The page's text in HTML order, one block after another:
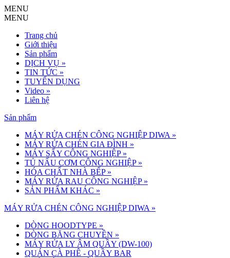
MENU
MENU
Trang chủ
Giới thiệu
Sản phẩm
DỊCH VỤ »
TIN TỨC »
TUYỂN DỤNG
Video »
Liên hệ
Sản phẩm
MÁY RỬA CHÉN CÔNG NGHIỆP DIWA »
MÁY RỬA CHÉN GIA ĐÌNH »
MÁY SẤY CÔNG NGHIỆP »
TỦ NẤU CƠM CÔNG NGHIỆP »
HÓA CHẤT NHÀ BẾP »
MÁY RỬA RAU CÔNG NGHIỆP »
SẢN PHẨM KHÁC »
MÁY RỬA CHÉN CÔNG NGHIỆP DIWA »
DÒNG HOODTYPE »
DÒNG BĂNG CHUYỀN »
MÁY RỬA LY ÂM QUẦY (DW-100)
QUÁN CÀ PHÊ - QUẦY BAR